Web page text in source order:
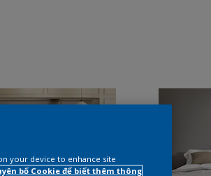
your device to enhance site
bố Cookie để biết thêm thông